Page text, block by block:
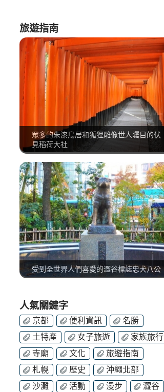
旅遊指南
眾多的朱漆鳥居和狐狸雕像世人矚目的伏
見稻荷大社
受到全世界人們喜愛的澀谷標誌忠犬八公
人氣關鍵字
京都 便利資訊
名勝
土特產
女子旅遊
家族旅行
寺廟
文化
旅遊指南
札幌
歷史
沖繩北部
沙灘
活動 漫步 澀谷